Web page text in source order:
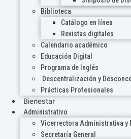
Biblioteca
Catálogo en línea
Revistas digitales
Calendario académico
Educación Digital
Programa de Inglés
Descentralización y
Prácticas Profesionales
Bienestar
Administrativo
Vicerrectora Administrativa y
Secretaría General